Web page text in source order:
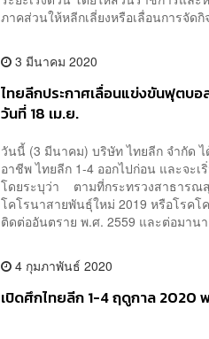
ภาคส่วนให้หลีกเลี่ยงหรือเลื่อนการจัด
3 มีนาคม 2020
ไทยลีกประกาศเลื่อนแข่งขันฟุตบ
วันที่ 18 เม.ย.
วันนี้ (3 มีนาคม) บริษัท ไทยลีก จำกัด
อาชีพ ไทยลีก 1-4 ออกไปก่อน และจะ
โดยระบุว่า ตามที่กระทรวงสาธารณ
โคโรนาสายพันธุ์ใหม่ 2019 หรือโรค
ติดต่ออันตราย พ.ศ. 2559 และต่อมาน
4 กุมภาพันธ์ 2020
เปิดศึกไทยลีก 1-4 ฤดูกาล 2020